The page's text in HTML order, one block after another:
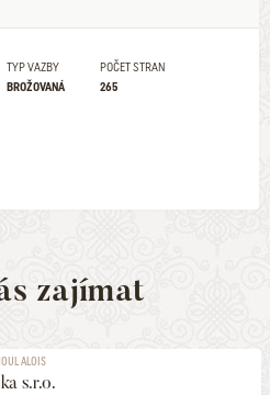
TYP VAZBY
BROŽOVANÁ
POČET STRAN
265
zajímat
ALOIS
s.r.o.